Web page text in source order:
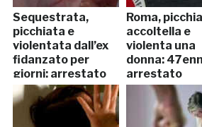
Sequestrata,
picchiata e
violentata dall’ex
fidanzato per
giorni: arrestato
Roma,
accoltella e
violenta una
donna:
arrestato